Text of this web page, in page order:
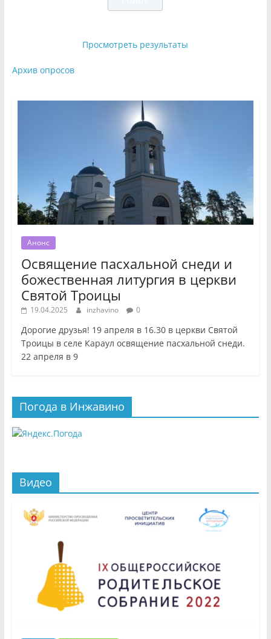
Просмотреть результаты
Архив опросов
Анонс
Освящение пасхальной снеди и
божественная литургия в церкви
Святой Троицы
19.04.2025 inzhavino 0
Дорогие друзья! 19 апреля в 16.30 в церкви Святой
Троицы в селе Караул освящение пасхальной снеди.
22 апреля в 9
Погода в Инжавино
Видео